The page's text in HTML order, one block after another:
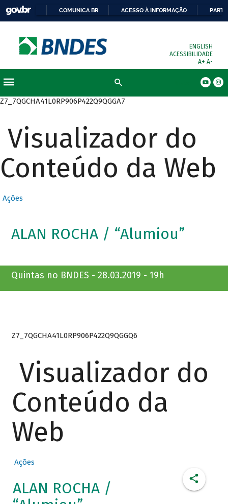
COMUNICA BR ACESSO À INFORMAÇÃO
ENGLISH
ACESSIBILIDADE
A+ A-
Z7_7QGCHA41L0RP906P422Q9QGGA7
Visualizador do
Conteúdo da Web
Ações
ALAN ROCHA / “Alumiou”
Quintas no BNDES - 28.03.2019 - 19h
Z7_7QGCHA41L0RP906P422Q9QGGQ6
Visualizador do
Conteúdo da
Web
Ações
ALAN ROCHA /